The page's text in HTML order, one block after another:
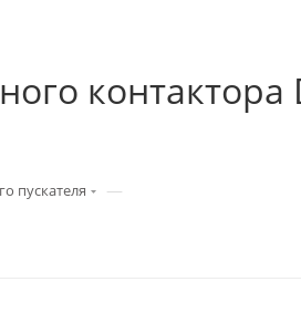
контактора
пускателя —